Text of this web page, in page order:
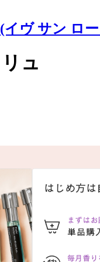
イヴ サン ロ
ュ